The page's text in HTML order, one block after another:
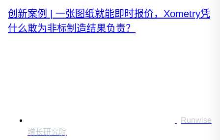
创新案例 | 一张图纸就能即时报价，Xometry凭
什么敢为非标制造结果负责？
Runwise
增长研究院